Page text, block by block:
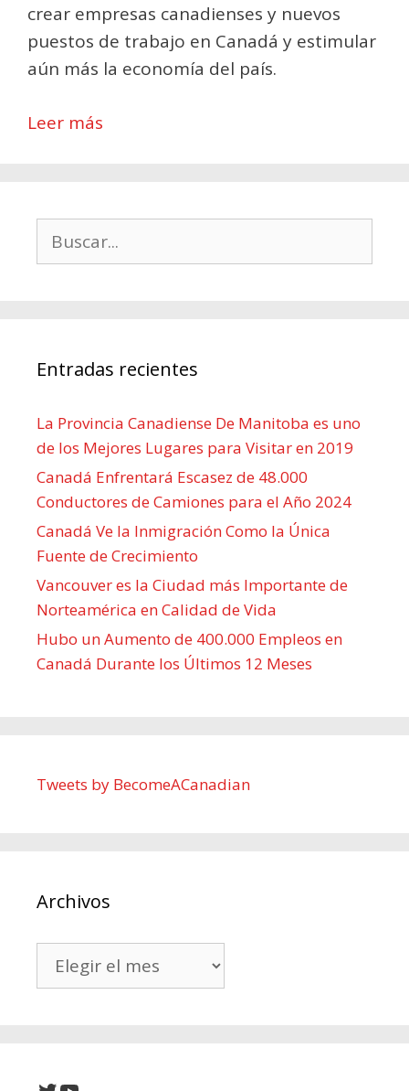
crear empresas canadienses y nuevos
puestos de trabajo en Canadá y estimular
aún más la economía del país.
Leer más
Entradas recientes
La Provincia Canadiense De Manitoba es uno
de los Mejores Lugares para Visitar en 2019
Canadá Enfrentará Escasez de 48.000
Conductores de Camiones para el Año 2024
Canadá Ve la Inmigración Como la Única
Fuente de Crecimiento
Vancouver es la Ciudad más Importante de
Norteamérica en Calidad de Vida
Hubo un Aumento de 400.000 Empleos en
Canadá Durante los Últimos 12 Meses
Tweets by BecomeACanadian
Archivos
Archivos